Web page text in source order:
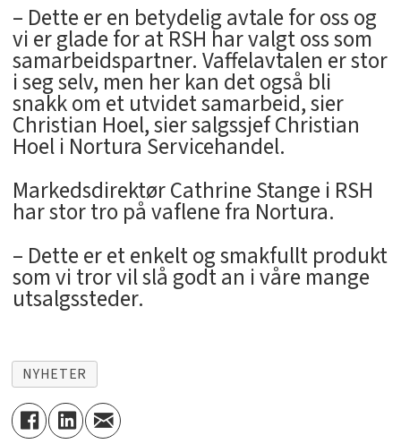
– Dette er en betydelig avtale for oss og
vi er glade for at RSH har valgt oss som
samarbeidspartner. Vaffelavtalen er stor
i seg selv, men her kan det også bli
snakk om et utvidet samarbeid, sier
Christian Hoel, sier salgssjef Christian
Hoel i Nortura Servicehandel.
Markedsdirektør Cathrine Stange i RSH
har stor tro på vaflene fra Nortura.
– Dette er et enkelt og smakfullt produkt
som vi tror vil slå godt an i våre mange
utsalgssteder.
NYHETER